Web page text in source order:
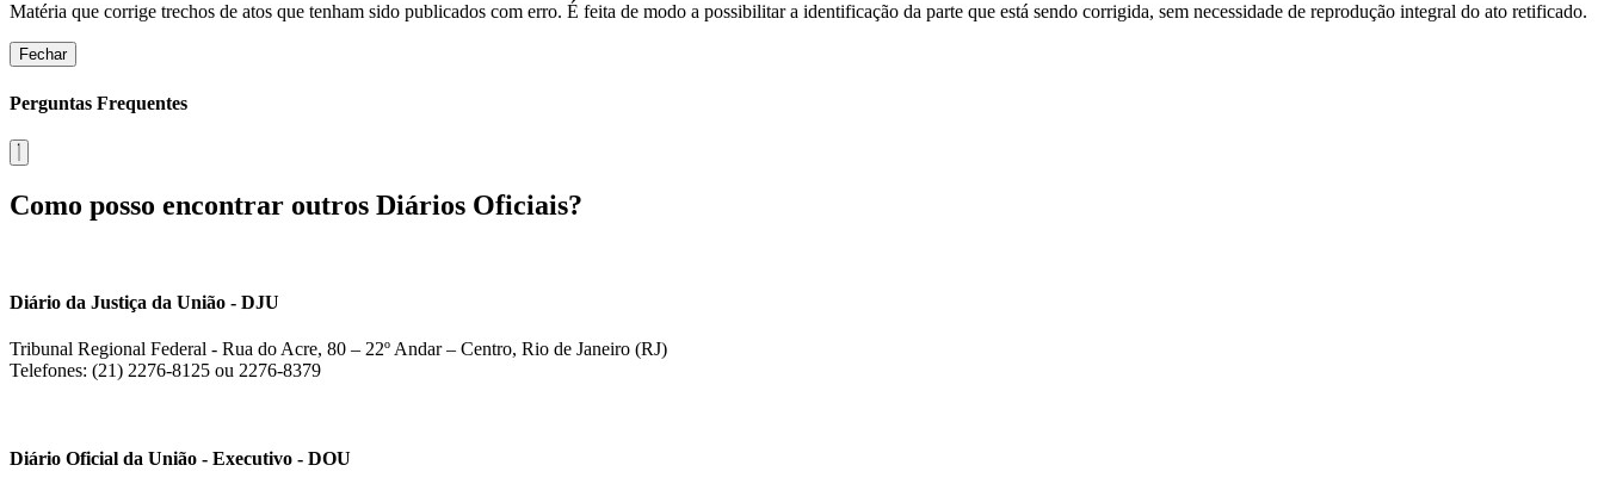
Matéria que corrige trechos de atos que tenham sido publicados com erro. É feita de modo a possibilitar a identificação da parte que está sendo corrigida, sem necessidade de reprodução integral do ato retificado.
Fechar
Perguntas Frequentes
Como posso encontrar outros Diários Oficiais?
Diário da Justiça da União - DJU
Tribunal Regional Federal - Rua do Acre, 80 – 22º Andar – Centro, Rio de Janeiro (RJ)
Telefones: (21) 2276-8125 ou 2276-8379
Diário Oficial da União - Executivo - DOU